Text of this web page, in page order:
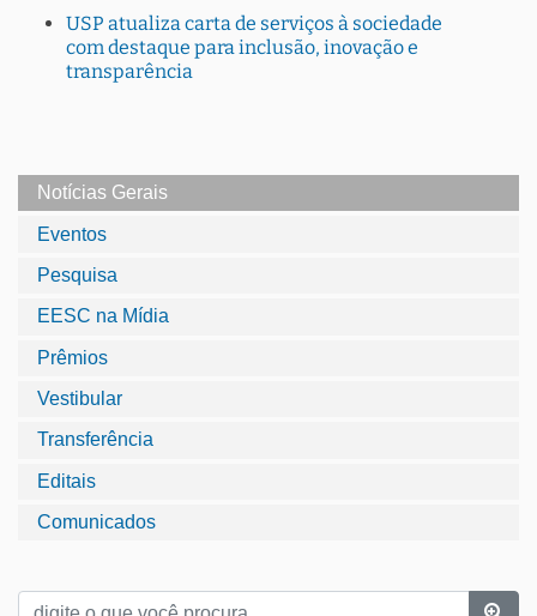
USP atualiza carta de serviços à sociedade
com destaque para inclusão, inovação e
transparência
Notícias Gerais
Eventos
Pesquisa
EESC na Mídia
Prêmios
Vestibular
Transferência
Editais
Comunicados